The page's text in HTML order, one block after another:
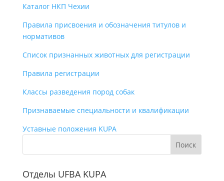
Каталог НКП Чехии
Правила присвоения и обозначения титулов и
нормативов
Список признанных животных для регистрации
Правила регистрации
Классы разведения пород собак
Признаваемые специальности и квалификации
Уставные положения KUPA
Отделы UFBA KUPA